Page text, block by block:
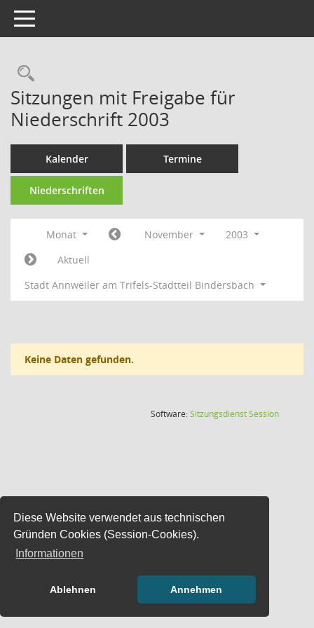
Diese Website verwendet aus technischen
Gründen Cookies (Session-Cookies).
Informationen
Ablehnen Annehmen
Toggle navigation
Rechercheauswahl
Sitzungen mit Freigabe für
Niederschrift 2003
Kalender Termine
Niederschriften
Monat November
2003
Aktuell
Stadt Annweiler am Trifels-Stadtteil Bindersbach
Keine Daten gefunden.
Software:SitzungsdienstSession(Wird in